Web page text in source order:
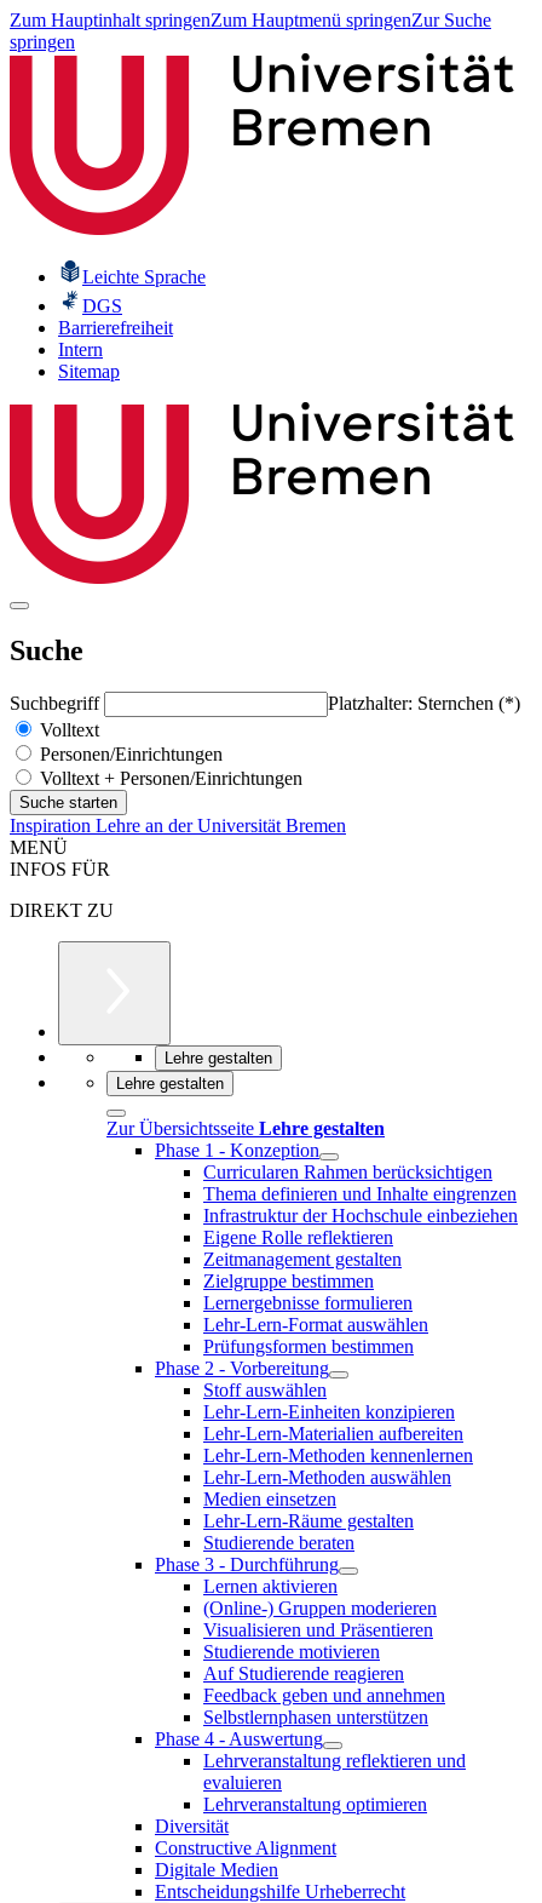
Zum Hauptinhalt springenZum Hauptmenü springenZur Suche
springen
Leichte Sprache
DGS
Barrierefreiheit
Intern
Sitemap
Suche
Suchbegriff
Platzhalter: Sternchen (*)
Volltext
Personen/Einrichtungen
Volltext + Personen/Einrichtungen
Inspiration Lehre an der Universität Bremen
MENÜ
INFOS FÜR
DIREKT ZU
Lehre gestalten
Lehre gestalten
Zur Übersichtsseite Lehre gestalten
Phase 1 - Konzeption
Curricularen Rahmen berücksichtigen
Thema definieren und Inhalte eingrenzen
Infrastruktur der Hochschule einbeziehen
Eigene Rolle reflektieren
Zeitmanagement gestalten
Zielgruppe bestimmen
Lernergebnisse formulieren
Lehr-Lern-Format auswählen
Prüfungsformen bestimmen
Phase 2 - Vorbereitung
Stoff auswählen
Lehr-Lern-Einheiten konzipieren
Lehr-Lern-Materialien aufbereiten
Lehr-Lern-Methoden kennenlernen
Lehr-Lern-Methoden auswählen
Medien einsetzen
Lehr-Lern-Räume gestalten
Studierende beraten
Phase 3 - Durchführung
Lernen aktivieren
(Online-) Gruppen moderieren
Visualisieren und Präsentieren
Studierende motivieren
Auf Studierende reagieren
Feedback geben und annehmen
Selbstlernphasen unterstützen
Phase 4 - Auswertung
Lehrveranstaltung reflektieren und
evaluieren
Lehrveranstaltung optimieren
Diversität
Constructive Alignment
Digitale Medien
Entscheidungshilfe Urheberrecht